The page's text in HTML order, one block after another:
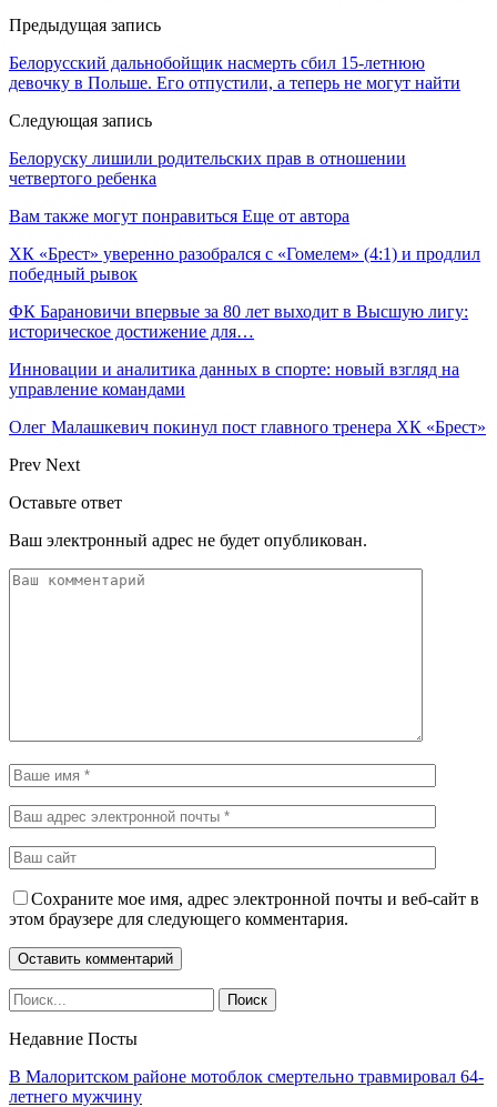
Предыдущая запись
Белорусский дальнобойщик насмерть сбил 15-летнюю
девочку в Польше. Его отпустили, а теперь не могут найти
Следующая запись
Белоруску лишили родительских прав в отношении
четвертого ребенка
Вам также могут понравиться Еще от автора
ХК «Брест» уверенно разобрался с «Гомелем» (4:1) и продлил
победный рывок
ФК Барановичи впервые за 80 лет выходит в Высшую лигу:
историческое достижение для…
Инновации и аналитика данных в спорте: новый взгляд на
управление командами
Олег Малашкевич покинул пост главного тренера ХК «Брест»
Prev Next
Оставьте ответ
Ваш электронный адрес не будет опубликован.
Сохраните мое имя, адрес электронной почты и веб-сайт в
этом браузере для следующего комментария.
Недавние Посты
В Малоритском районе мотоблок смертельно травмировал 64-
летнего мужчину